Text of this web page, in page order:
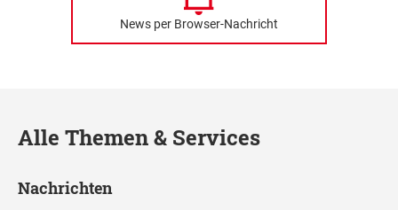
News per Browser-Nachricht
Alle Themen & Services
Nachrichten